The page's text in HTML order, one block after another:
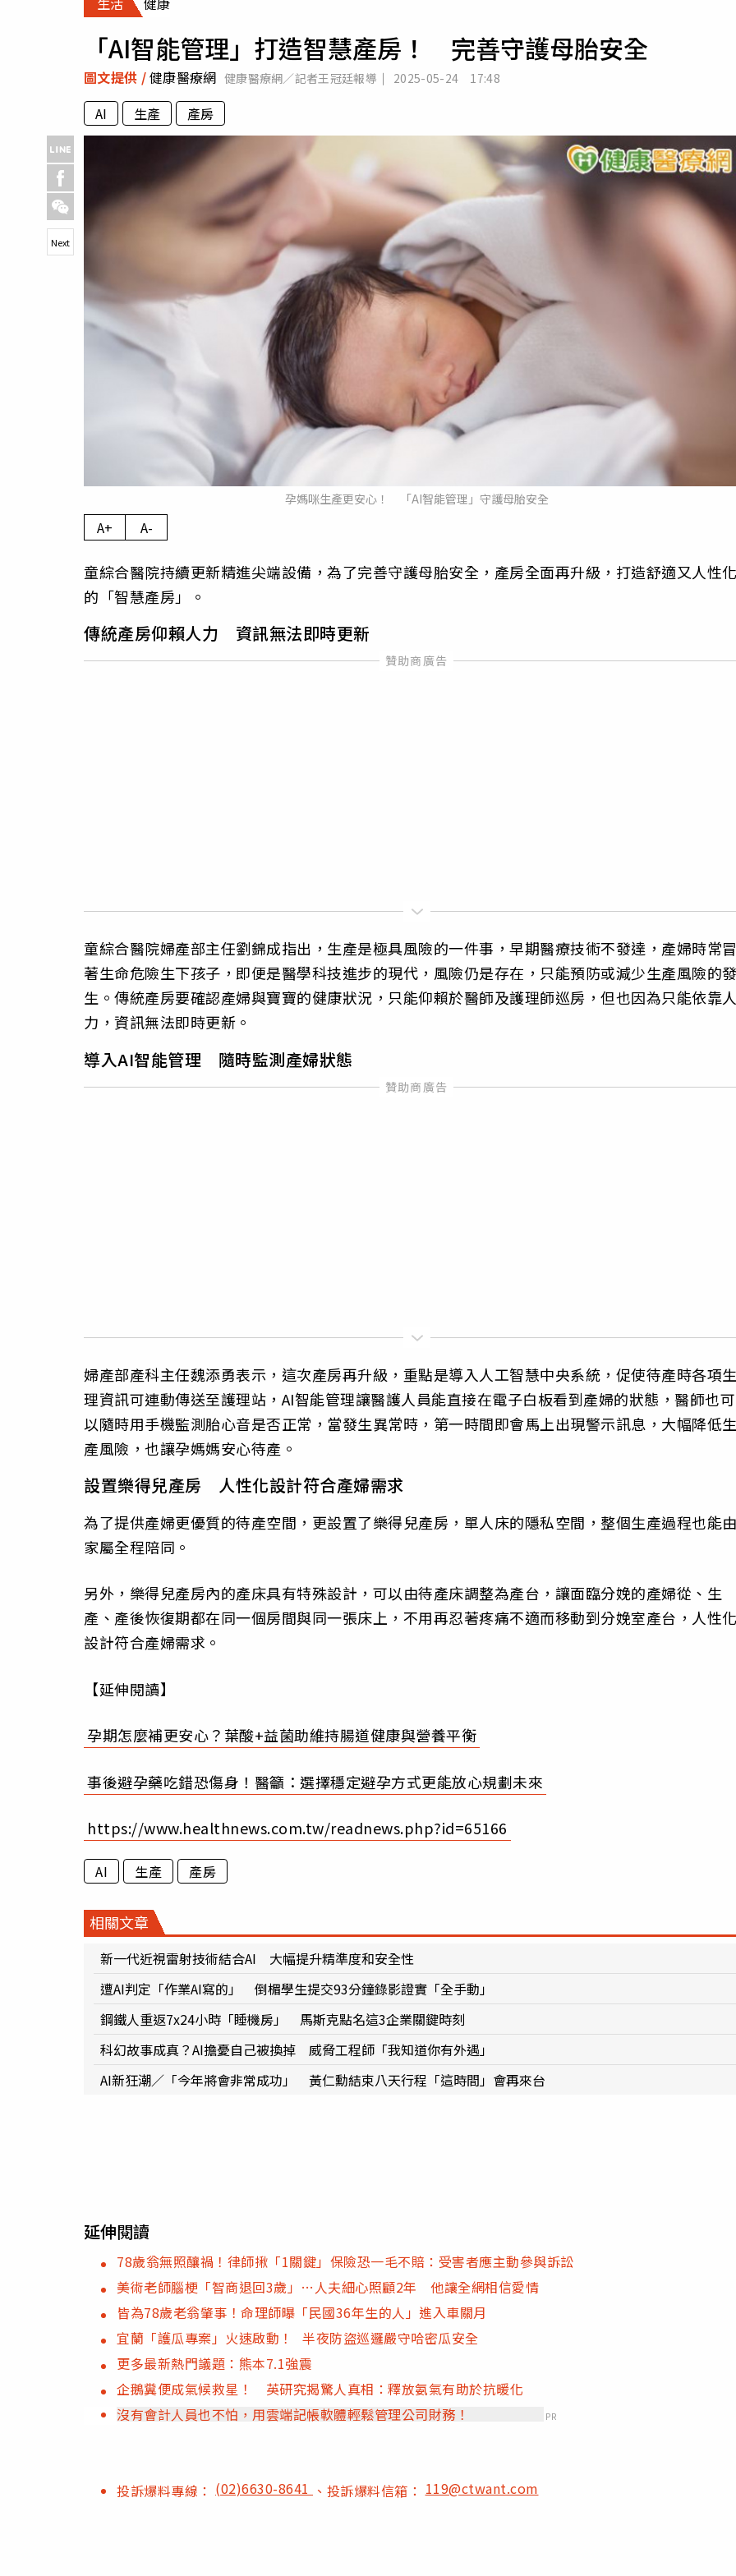
專欄
房產新勢力
運勢
「AI智能管理」打造智慧產房！ 完善守護母胎安全
圖文提供 /健康醫療網 健康醫療網／記者王冠廷報導 2025-05-24 17:48
AI 生產 產房
孕媽咪生產更安心！ 「AI智能管理」守護母胎安全
Next
A+ A-
童綜合醫院持續更新精進尖端設備，為了完善守護母胎安全，產房全面再升級，打造舒適又人性
的「智慧產房」。
傳統產房仰賴人力 資訊無法即時更新
童綜合醫院婦產部主任劉錦成指出，生產是極具風險的一件事，早期醫療技術不發達，產婦時常
著生命危險生下孩子，即便是醫學科技進步的現代，風險仍是存在，只能預防或減少生產風險的
生。傳統產房要確認產婦與寶寶的健康狀況，只能仰賴於醫師及護理師巡房，但也因為只能依靠
力，資訊無法即時更新。
導入AI智能管理 隨時監測產婦狀態
婦產部產科主任魏添勇表示，這次產房再升級，重點是導入人工智慧中央系統，促使待產時各項
理資訊可連動傳送至護理站，AI智能管理讓醫護人員能直接在電子白板看到產婦的狀態，醫師也可
以隨時用手機監測胎心音是否正常，當發生異常時，第一時間即會馬上出現警示訊息，大幅降低
產風險，也讓孕媽媽安心待產。
設置樂得兒產房 人性化設計符合產婦需求
為了提供產婦更優質的待產空間，更設置了樂得兒產房，單人床的隱私空間，整個生產過程也能
家屬全程陪同。
另外，樂得兒產房內的產床具有特殊設計，可以由待產床調整為產台，讓面臨分娩的產婦從、生
產、產後恢復期都在同一個房間與同一張床上，不用再忍著疼痛不適而移動到分娩室產台，人性
設計符合產婦需求。
【延伸閱讀】
孕期怎麼補更安心？葉酸+益菌助維持腸道健康與營養平衡
事後避孕藥吃錯恐傷身！醫籲：選擇穩定避孕方式更能放心規劃未來
https://www.healthnews.com.tw/readnews.php?id=65166
AI 生產 產房
相關文章
新一代近視雷射技術結合AI 大幅提升精準度和安全性
遭AI判定「作業AI寫的」 倒楣學生提交93分鐘錄影證實「全手動」
鋼鐵人重返7x24小時「睡機房」 馬斯克點名這3企業關鍵時刻
科幻故事成真？AI擔憂自己被換掉 威脅工程師「我知道你有外遇」
AI新狂潮／「今年將會非常成功」 黃仁勳結束八天行程「這時間」會再來台
延伸閱讀
78歲翁無照釀禍！律師揪「1關鍵」保險恐一毛不賠：受害者應主動參與訴訟
美術老師腦梗「智商退回3歲」…人夫細心照顧2年 他讓全網相信愛情
皆為78歲老翁肇事！命理師曝「民國36年生的人」進入車關月
宜蘭「護瓜專案」火速啟動！ 半夜防盜巡邏嚴守哈密瓜安全
更多最新熱門議題：熊本7.1強震
企鵝糞便成氣候救星！ 英研究揭驚人真相：釋放氨氣有助於抗暖化
沒有會計人員也不怕，用雲端記帳軟體輕鬆管理公司財務！
PR
投訴爆料專線： (02)6630-8641 、投訴爆料信箱：119@ctwant.com